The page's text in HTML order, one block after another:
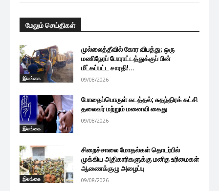
மேலும் செய்திகள்
இலங்கை
முல்லைத்தீவில் கோர விபத்து; ஒரு
மணிநேரப் போராட்டத்துக்குப் பின்
மீட்கப்பட்ட சாரதி!...
09/08/2026
இலங்கை
போதைப்பொருள் கடத்தல்; சுதந்திரக் கட்சி
தலைவர் மற்றும் மனைவி கைது
09/08/2026
இலங்கை
சிறைச்சாலை மோதல்கள் தொடர்பில்
முக்கிய அதிகாரிகளுக்கு மனித உரிமைகள்
ஆணைக்குழு அழைப்பு
09/08/2026